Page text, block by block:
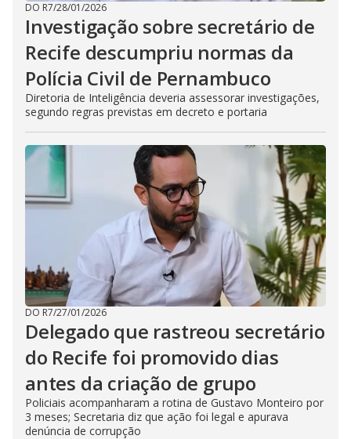
DO R7/28/01/2026
Investigação sobre secretário de
Recife descumpriu normas da
Polícia Civil de Pernambuco
Diretoria de Inteligência deveria assessorar investigações,
segundo regras previstas em decreto e portaria
DO R7/27/01/2026
Delegado que rastreou secretário
do Recife foi promovido dias
antes da criação de grupo
Policiais acompanharam a rotina de Gustavo Monteiro por
3 meses; Secretaria diz que ação foi legal e apurava
denúncia de corrupção